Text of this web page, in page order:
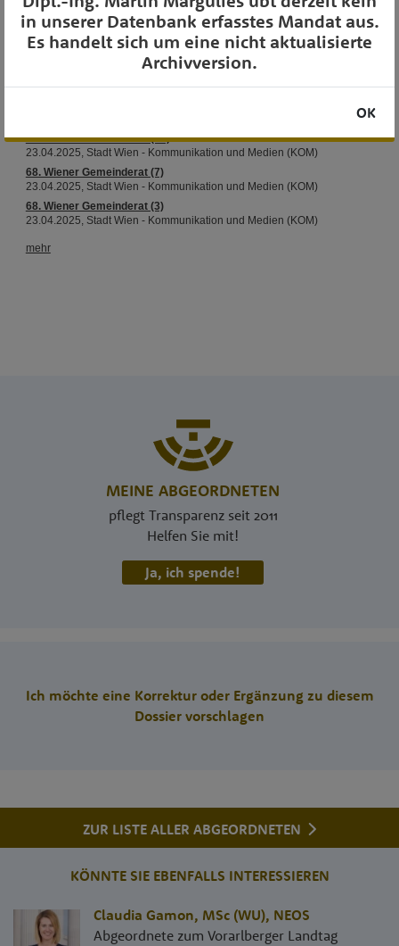
MEINE ABGEORDNETEN
pflegt Transparenz seit 2011
Helfen Sie mit!
Ja, ich spende!
Ich möchte eine Korrektur oder Ergänzung zu diesem
Dossier vorschlagen
ZUR LISTE ALLER ABGEORDNETEN
KÖNNTE SIE EBENFALLS INTERESSIEREN
Claudia Gamon, MSc (WU), NEOS
Abgeordnete zum Vorarlberger Landtag
in unserer Datenbank erfasstes Mandat aus.
Es handelt sich um eine nicht aktualisierte
Archivversion.
OK